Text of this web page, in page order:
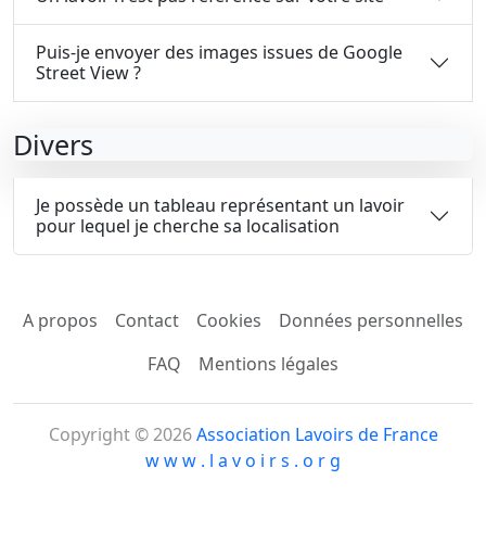
Puis-je envoyer des images issues de Google
Street View ?
Divers
Je possède un tableau représentant un lavoir
pour lequel je cherche sa localisation
A propos Contact Cookies
Données personnelles
FAQ
Mentions légales
Copyright © 2026Association Lavoirs de France
w w w . l a v o i r s . o r g